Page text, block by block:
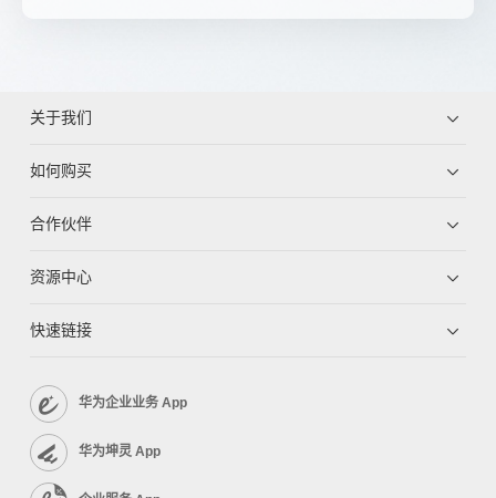
关于我们
如何购买
合作伙伴
资源中心
快速链接
华为企业业务 App
华为坤灵 App